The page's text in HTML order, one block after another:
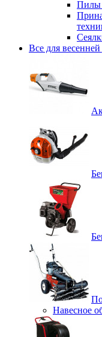
Пилы
Все для
Навесное